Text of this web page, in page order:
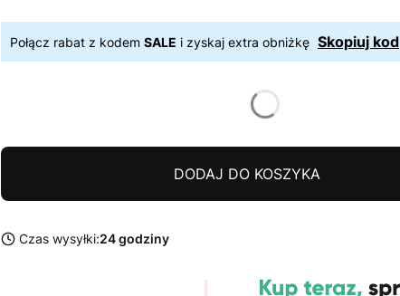
Połącz rabat z kodem SALE i zyskaj extra obniżkę Skopiuj kod
DODAJ DO KOSZYKA
Czas wysyłki:24 godziny